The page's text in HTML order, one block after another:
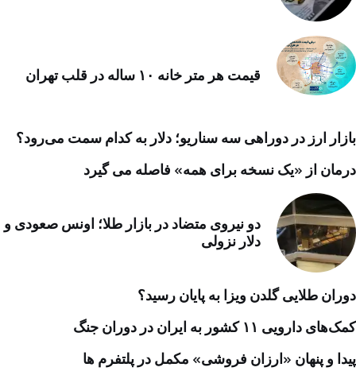
قیمت هر متر خانه ۱۰ ساله در قلب تهران
بازار ارز در دوراهی سه سناریو؛ دلار به کدام سمت می‌رود؟
درمان از «یک نسخه برای همه» فاصله می گیرد
دو نیروی متضاد در بازار طلا؛ اونس صعودی و
دلار نزولی
دوران طلایی گلدن ویزا به پایان رسید؟
کمک‌های دارویی ۱۱ کشور به ایران در دوران جنگ
پیدا و پنهان «ارزان فروشی» مکمل در پلتفرم ها